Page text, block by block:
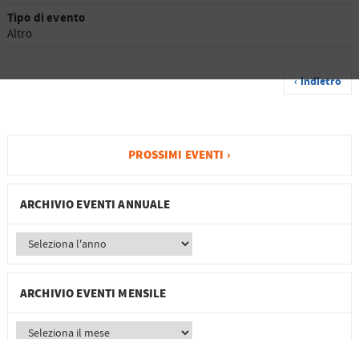
Tipo di evento
Altro
‹ indietro
PROSSIMI EVENTI ›
ARCHIVIO EVENTI ANNUALE
ARCHIVIO EVENTI MENSILE